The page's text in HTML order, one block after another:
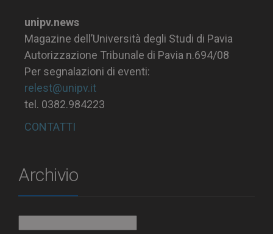
unipv.news
Magazine dell’Università degli Studi di Pavia
Autorizzazione Tribunale di Pavia n.694/08
Per segnalazioni di eventi:
relest@unipv.it
tel. 0382.984223
CONTATTI
Archivio